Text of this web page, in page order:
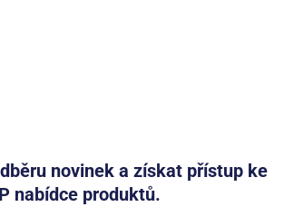
novinek a získat přístup ke
nabídce produktů.